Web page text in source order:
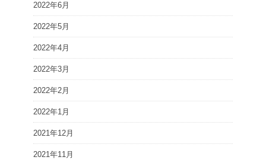
2022年6月
2022年5月
2022年4月
2022年3月
2022年2月
2022年1月
2021年12月
2021年11月